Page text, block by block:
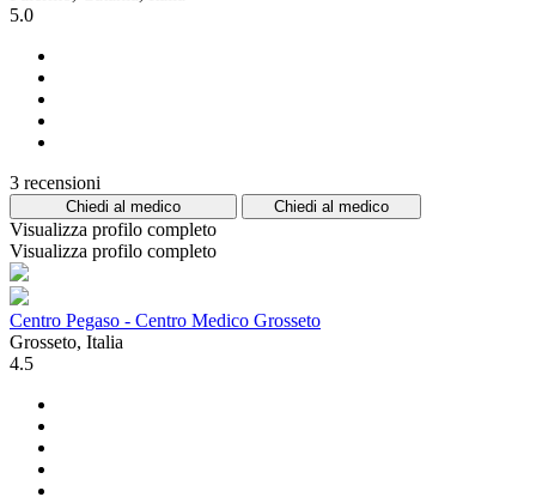
5.0
3 recensioni
Chiedi al medico Chiedi al medico
Visualizza profilo completo
Visualizza profilo completo
Centro Pegaso - Centro Medico Grosseto
Grosseto, Italia
4.5